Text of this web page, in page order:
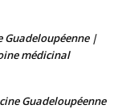
Guadeloupéenne |
médicinal
Guadeloupéenne